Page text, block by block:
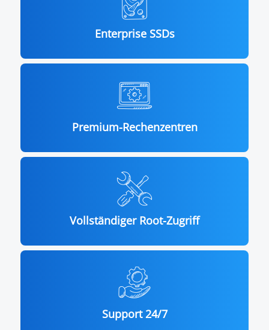
Enterprise SSDs
Premium-Rechenzentren
Vollständiger Root-Zugriff
Support 24/7